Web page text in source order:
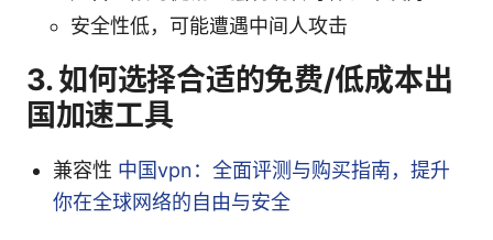
安全性低，可能遭遇中间人攻击
3. 如何选择合适的免费/低成本出
国加速工具
兼容性 中国vpn：全面评测与购买指南，提升
你在全球网络的自由与安全